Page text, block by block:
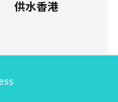
供水香港